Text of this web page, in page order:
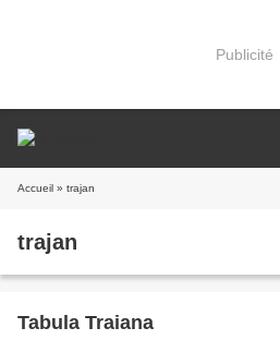
Publicité
Accueil » trajan
trajan
Tabula Traiana